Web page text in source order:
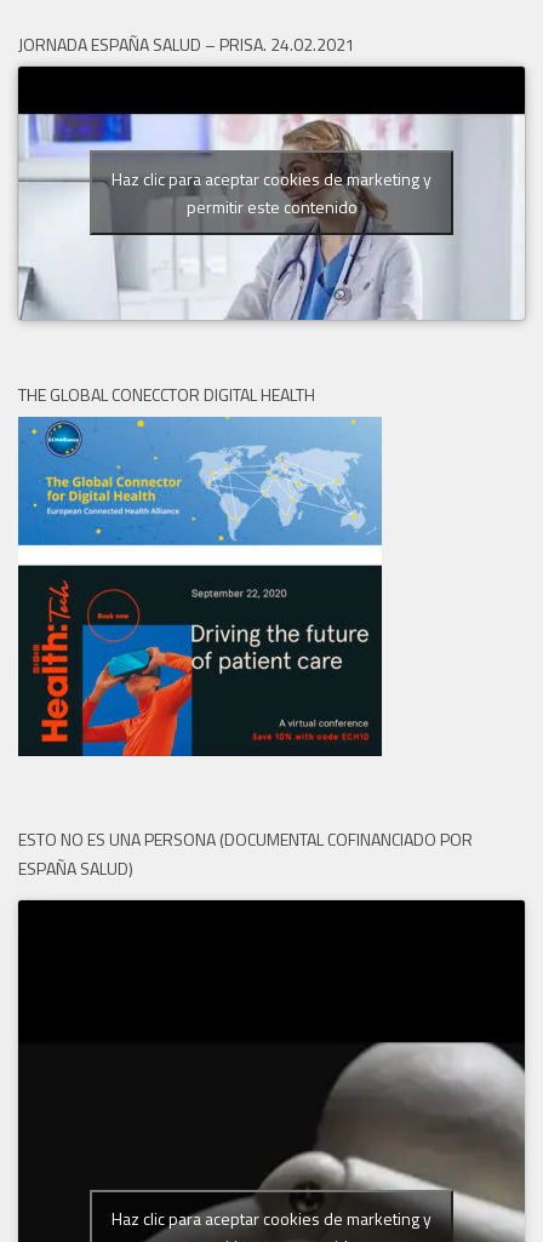
JORNADA ESPAÑA SALUD – PRISA. 24.02.2021
Haz clic para aceptar cookies de marketing y
permitir este contenido
THE GLOBAL CONECCTOR DIGITAL HEALTH
ESTO NO ES UNA PERSONA (DOCUMENTAL COFINANCIADO POR
ESPAÑA SALUD)
Haz clic para aceptar cookies de marketing y